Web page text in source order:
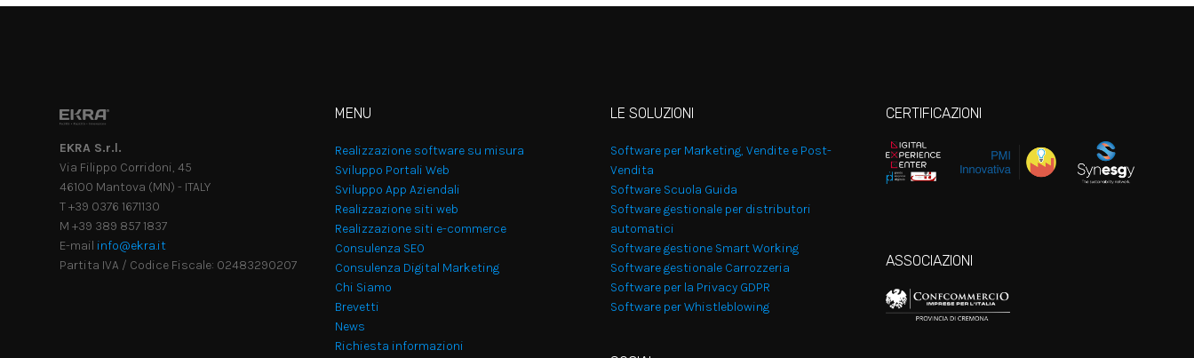
EKRA S.r.l.
Via Filippo Corridoni, 45
46100 Mantova (MN) - ITALY
T +39 0376 1671130
M +39 389 857 1837
E-mail info@ekra.it
Partita IVA / Codice Fiscale: 02483290207
MENU
Realizzazione software su misura
Sviluppo Portali Web
Sviluppo App Aziendali
Realizzazione siti web
Realizzazione siti e-commerce
Consulenza SEO
Consulenza Digital Marketing
Chi Siamo
Brevetti
News
Richiesta informazioni
LE SOLUZIONI
Software per Marketing, Vendite e Post-
Vendita
Software Scuola Guida
Software gestionale per distributori
automatici
Software gestione Smart Working
Software gestionale Carrozzeria
Software per la Privacy GDPR
Software per Whistleblowing
CERTIFICAZIONI
ASSOCIAZIONI